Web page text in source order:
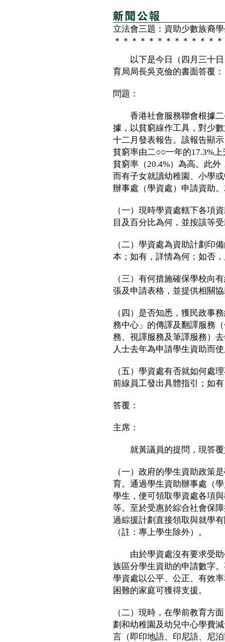
立法會三題：資助少數族裔
＊＊＊＊＊＊＊＊＊＊＊＊
以下是今日（四月三十日
育局局長吳克儉的書面答覆：
問題：
香港社會服務聯會根據二
據，以貧窮線作工具，對少
十二月發表報告。該報告顯
貧窮率由二○○一年的17.3%
貧窮率（20.4%）為高。此
而有子女就讀幼稚園、小學
辦事處（學資處）申請資助
（一）現時學資處轄下各項
目及百分比為何，並按該等
（二）學資處為資助計劃印
本；如有，詳情為何；如否
（三）有何措施確保學校向
張及申請表格，並提供相關
（四）是否知悉，獲民政事
務中心」的傳譯及翻譯服務
務、視譯服務及筆譯服務）
人士去年為申請學生資助而
（五）學資處有否就如何處
前線員工發出具體指引；如
答覆：
主席：
就黃議員的提問，現答覆
（一）政府的學生資助政策
育。通過學生資助辦事處（
學生，便可領取學資處各項
等。至於受惠於綜合社會保
過綜援計劃直接領取與就學
（註：專上學生除外）。
由於學資處沒有要求受助
族區分學生資助的申請數字
學資處以公平、公正、有效
困難的家庭可獲得支援。
（二）現時，在學前教育方
劃和幼稚園及幼兒中心學費
言（即印地語、印尼語、尼